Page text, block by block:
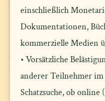
einschließlich
Dokumentationen,
kommerzielle Medien
• Vorsätzliche
anderer Teilnehmer
Schatzsuche, ob online